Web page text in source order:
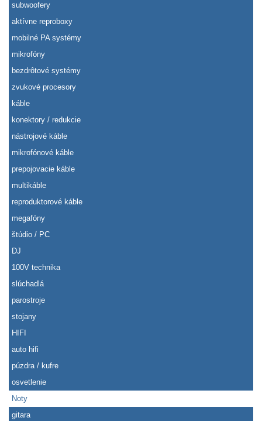
subwoofery
aktívne reproboxy
mobilné PA systémy
mikrofóny
bezdrôtové systémy
zvukové procesory
káble
konektory / redukcie
nástrojové káble
mikrofónové káble
prepojovacie káble
multikáble
reproduktorové káble
megafóny
štúdio / PC
DJ
100V technika
slúchadlá
parostroje
stojany
HIFI
auto hifi
púzdra / kufre
osvetlenie
Noty
gitara